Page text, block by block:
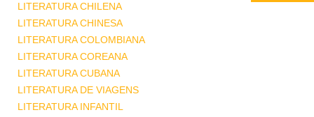
LITERATURA CHILENA
LITERATURA CHINESA
LITERATURA COLOMBIANA
LITERATURA COREANA
LITERATURA CUBANA
LITERATURA DE VIAGENS
LITERATURA INFANTIL